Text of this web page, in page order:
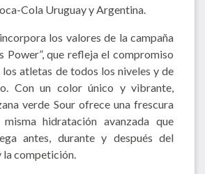
Cola Uruguay y Argentina.
los valores de la campaña
Power”, que refleja el compromiso
atletas de todos los niveles y de
Con un color único y vibrante,
verde Sour ofrece una frescura
hidratación avanzada que
antes, durante y después del
la competición.